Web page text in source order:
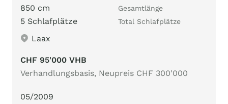
850 cm Gesamtlänge
5 Schlafplätze Total Schlafplätze
Laax
CHF 95'000 VHB
Verhandlungsbasis, Neupreis CHF 300'000
05/2009